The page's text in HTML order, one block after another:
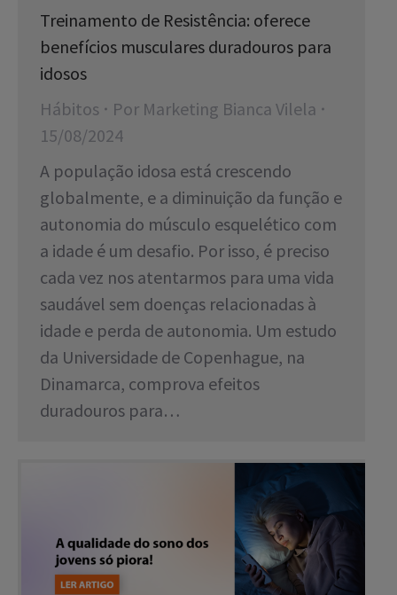
Treinamento de Resistência: oferece
benefícios musculares duradouros para
idosos
Hábitos
Por Marketing Bianca Vilela
15/08/2024
A população idosa está crescendo
globalmente, e a diminuição da função e
autonomia do músculo esquelético com
a idade é um desafio. Por isso, é preciso
cada vez nos atentarmos para uma vida
saudável sem doenças relacionadas à
idade e perda de autonomia. Um estudo
da Universidade de Copenhague, na
Dinamarca, comprova efeitos
duradouros para…